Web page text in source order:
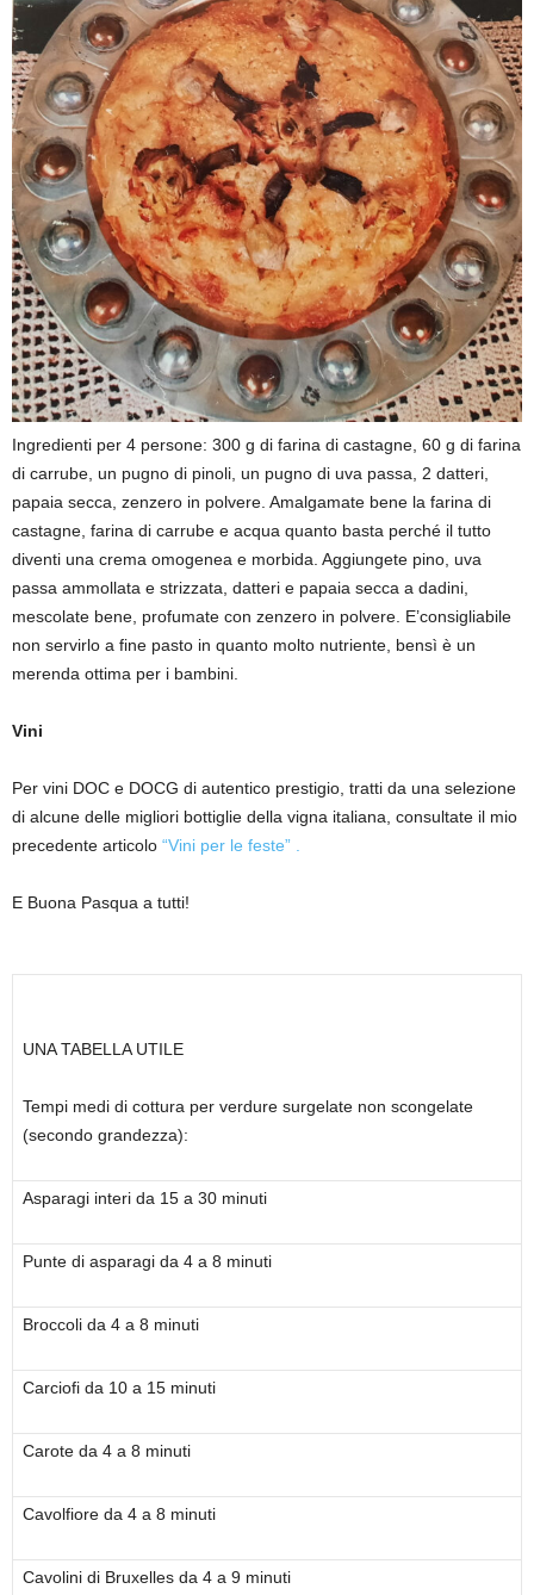
Ingredienti per 4 persone: 300 g di farina di castagne , 60 g di farina
di carrube, un pugno di pinoli, un pugno di uva passa, 2 datteri,
papaia secca, zenzero in polvere. Amalgamate bene la farina di
castagne, farina di carrube e acqua quanto basta perché il tutto
diventi una crema omogenea e morbida. Aggiungete pino, uva
passa ammollata e strizzata, datteri e papaia secca a dadini,
mescolate bene, profumate con zenzero in polvere. E’consigliabile
non servirlo a fine pasto in quanto molto nutriente, bensì è un
merenda ottima per i bambini.
Vini
Per vini DOC e DOCG di autentico prestigio, tratti da una selezione
di alcune delle migliori bottiglie della vigna italiana , consultate il mio
precedente articolo “Vini per le feste” .
E Buona Pasqua a tutti!
UNA TABELLA UTILE
Tempi medi di cottura per verdure surgelate non scongelate
(secondo grandezza):
Asparagi interi da 15 a 30 minuti
Punte di asparagi da 4 a 8 minuti
Broccoli da 4 a 8 minuti
Carciofi da 10 a 15 minuti
Carote da 4 a 8 minuti
Cavolfiore da 4 a 8 minuti
Cavolini di Bruxelles da 4 a 9 minuti